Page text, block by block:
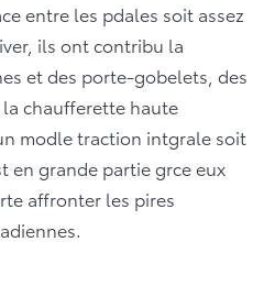
entre les pdales soit assez
ils ont contribu la
et des porte-gobelets, des
chaufferette haute
modle traction intgrale soit
en grande partie grce eux
affronter les pires